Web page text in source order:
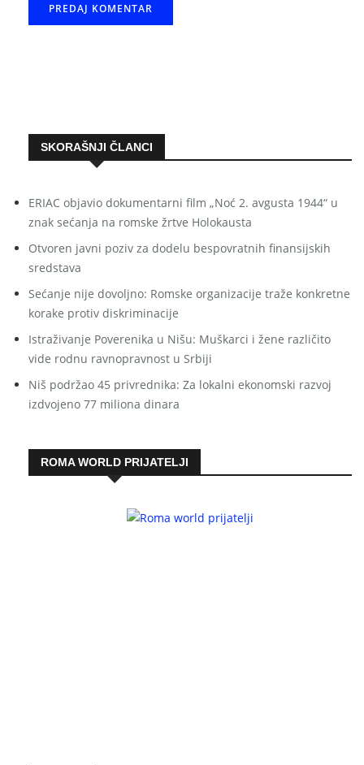
SKORAŠNJI ČLANCI
ERIAC objavio dokumentarni film „Noć 2. avgusta 1944“ u
znak sećanja na romske žrtve Holokausta
Otvoren javni poziv za dodelu bespovratnih finansijskih
sredstava
Sećanje nije dovoljno: Romske organizacije traže konkretne
korake protiv diskriminacije
Istraživanje Poverenika u Nišu: Muškarci i žene različito
vide rodnu ravnopravnost u Srbiji
Niš podržao 45 privrednika: Za lokalni ekonomski razvoj
izdvojeno 77 miliona dinara
ROMA WORLD PRIJATELJI